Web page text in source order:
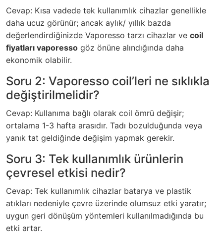
Cevap: Kısa vadede tek kullanımlık cihazlar genellikle
daha ucuz görünür; ancak aylık/ yıllık bazda
değerlendirdiğinizde Vaporesso tarzı cihazlar ve coil
fiyatları vaporesso göz önüne alındığında daha
ekonomik olabilir.
Soru 2: Vaporesso coil’leri ne sıklıkla
değiştirilmelidir?
Cevap: Kullanıma bağlı olarak coil ömrü değişir;
ortalama 1-3 hafta arasıdır. Tadı bozulduğunda veya
yanık tat geldiğinde değişim yapmak gerekir.
Soru 3: Tek kullanımlık ürünlerin
çevresel etkisi nedir?
Cevap: Tek kullanımlık cihazlar batarya ve plastik
atıkları nedeniyle çevre üzerinde olumsuz etki yaratır;
uygun geri dönüşüm yöntemleri kullanılmadığında bu
etki artar.